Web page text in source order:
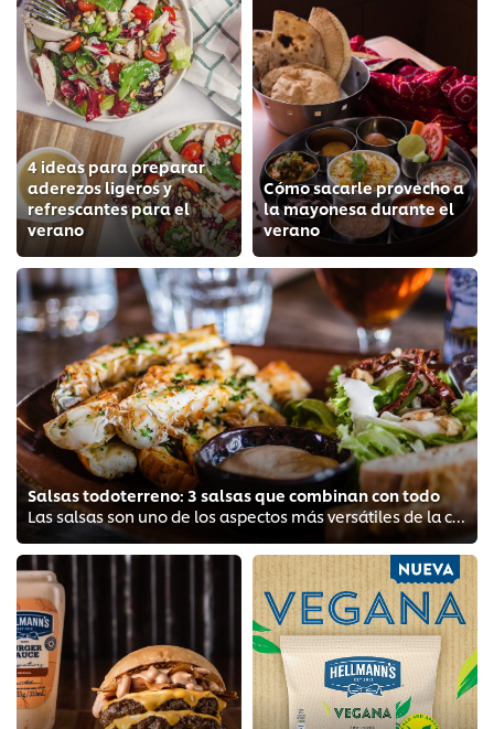
4 ideas para preparar
aderezos ligeros y
refrescantes para el
verano
Cómo sacarle provecho a
la mayonesa durante el
verano
Salsas todoterreno: 3 salsas que combinan con todo
Las salsas son uno de los aspectos más versátiles de la cocina. Gracias a ellas, es posible alterar platos enteros sin variar l...